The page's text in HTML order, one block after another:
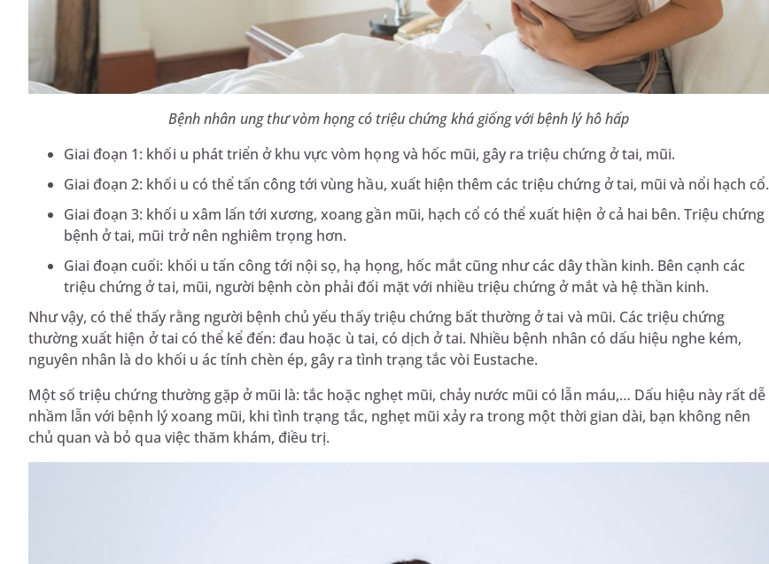
Bệnh nhân ung thư vòm họng có triệu chứng khá giống với bệnh lý hô hấp
Giai đoạn 1: khối u phát triển ở khu vực vòm họng và hốc mũi, gây ra triệu chứng ở tai, mũi.
Giai đoạn 2: khối u có thể tấn công tới vùng hầu, xuất hiện thêm các triệu chứng ở tai, mũi và nổi hạch cổ.
Giai đoạn 3: khối u xâm lấn tới xương, xoang gần mũi, hạch cổ có thể xuất hiện ở cả hai bên. Triệu chứng
bệnh ở tai, mũi trở nên nghiêm trọng hơn.
Giai đoạn cuối: khối u tấn công tới nội sọ, hạ họng, hốc mắt cũng như các dây thần kinh. Bên cạnh các
triệu chứng ở tai, mũi, người bệnh còn phải đối mặt với nhiều triệu chứng ở mắt và hệ thần kinh.
Như vậy, có thể thấy rằng người bệnh chủ yếu thấy triệu chứng bất thường ở tai và mũi. Các triệu chứng
thường xuất hiện ở tai có thể kể đến: đau hoặc ù tai, có dịch ở tai. Nhiều bệnh nhân có dấu hiệu nghe kém,
nguyên nhân là do khối u ác tính chèn ép, gây ra tình trạng tắc vòi Eustache.
Một số triệu chứng thường gặp ở mũi là: tắc hoặc nghẹt mũi, chảy nước mũi có lẫn máu,… Dấu hiệu này rất dễ
nhầm lẫn với bệnh lý xoang mũi, khi tình trạng tắc, nghẹt mũi xảy ra trong một thời gian dài, bạn không nên
chủ quan và bỏ qua việc thăm khám, điều trị.